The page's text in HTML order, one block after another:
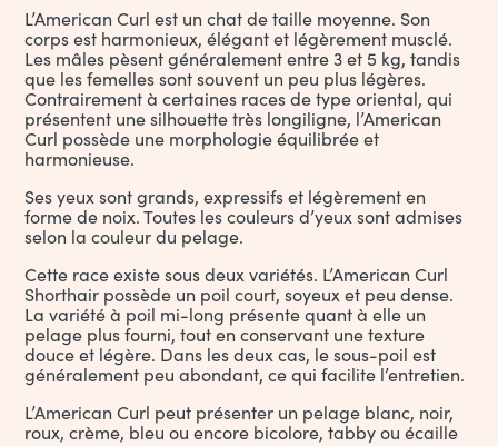
L’American Curl est un chat de taille moyenne. Son
corps est harmonieux, élégant et légèrement musclé.
Les mâles pèsent généralement entre 3 et 5 kg, tandis
que les femelles sont souvent un peu plus légères.
Contrairement à certaines races de type oriental, qui
présentent une silhouette très longiligne, l’American
Curl possède une morphologie équilibrée et
harmonieuse.
Ses yeux sont grands, expressifs et légèrement en
forme de noix. Toutes les couleurs d’yeux sont admises
selon la couleur du pelage.
Cette race existe sous deux variétés. L’American Curl
Shorthair possède un poil court, soyeux et peu dense.
La variété à poil mi-long présente quant à elle un
pelage plus fourni, tout en conservant une texture
douce et légère. Dans les deux cas, le sous-poil est
généralement peu abondant, ce qui facilite l’entretien.
L’American Curl peut présenter un pelage blanc, noir,
roux, crème, bleu ou encore bicolore, tabby ou écaille